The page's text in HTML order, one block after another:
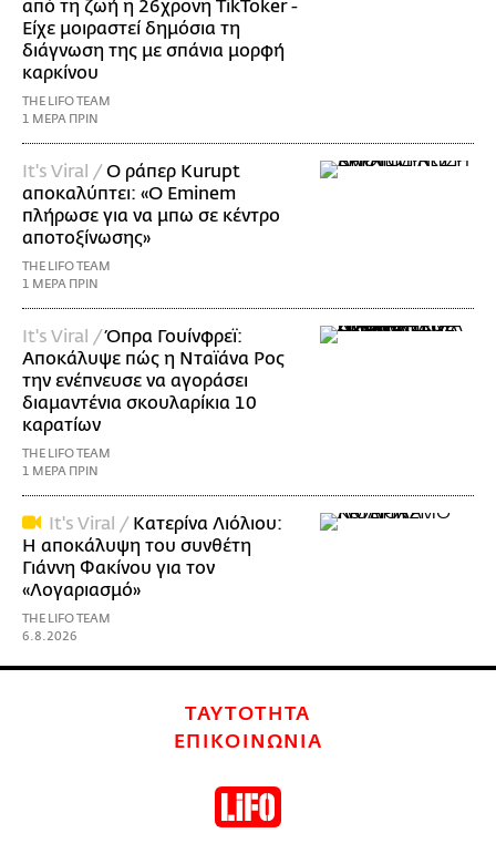
από τη ζωή η 26χρονη TikToker -
Είχε μοιραστεί δημόσια τη
διάγνωση της με σπάνια μορφή
καρκίνου
THE LIFO TEAM
1 ΜΕΡΑ ΠΡΙΝ
It's Viral / Ο ράπερ Kurupt
αποκαλύπτει: «Ο Eminem
πλήρωσε για να μπω σε κέντρο
αποτοξίνωσης»
THE LIFO TEAM
1 ΜΕΡΑ ΠΡΙΝ
It's Viral /Όπρα Γουίνφρεϊ:
Αποκάλυψε πώς η Νταϊάνα Ρος
την ενέπνευσε να αγοράσει
διαμαντένια σκουλαρίκια 10
καρατίων
THE LIFO TEAM
1 ΜΕΡΑ ΠΡΙΝ
It's Viral / Κατερίνα Λιόλιου:
Η αποκάλυψη του συνθέτη
Γιάννη Φακίνου για τον
«Λογαριασμό»
THE LIFO TEAM
6.8.2026
ΤΑΥΤΟΤΗΤΑ
ΕΠΙΚΟΙΝΩΝΙΑ